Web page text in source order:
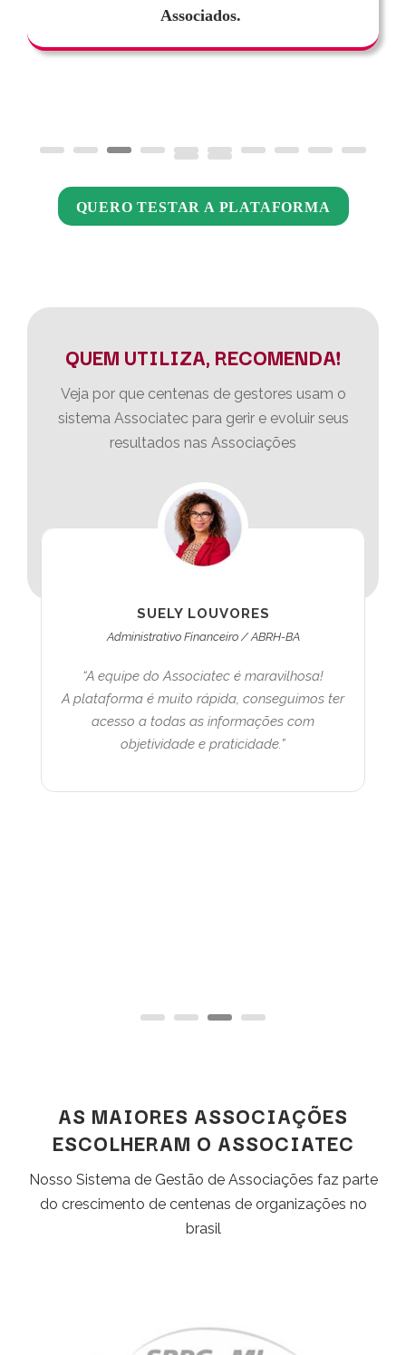
Associados.
QUERO TESTAR A PLATAFORMA
QUEM UTILIZA, RECOMENDA!
Veja por que centenas de gestores usam o
sistema Associatec para gerir e evoluir seus
resultados nas Associações
SUELY LOUVORES
Administrativo Financeiro / ABRH-BA
“A equipe do Associatec é maravilhosa!
A plataforma é muito rápida, conseguimos ter
acesso a todas as informações com
objetividade e praticidade.”
AS MAIORES ASSOCIAÇÕES
ESCOLHERAM O ASSOCIATEC
Nosso Sistema de Gestão de Associações faz parte
do crescimento de centenas de organizações no
brasil